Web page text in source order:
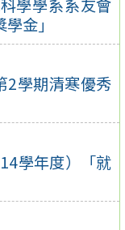
學學系系友會
金」
2學期清寒優秀
學年度）「就